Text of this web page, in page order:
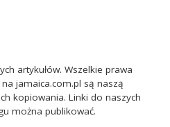
artykułów. Wszelkie prawa
na jamaica.com.pl są naszą
kopiowania. Linki do naszych
można publikować.